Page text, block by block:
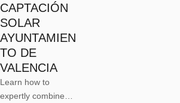
CAPTACIÓN
SOLAR
AYUNTAMIEN
TO DE
VALENCIA
Learn how to
expertly combine